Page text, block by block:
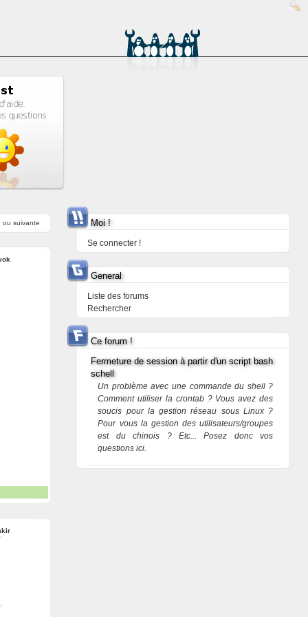
ou suivante Moi !
Se connecter !
General
Liste des forums
Rechercher
Ce forum !
Fermeture de session à partir d'un script bash
schell
Un problème avec une commande du shell ?
Comment utiliser la crontab ? Vous avez des
soucis pour la gestion réseau sous Linux ?
Pour vous la gestion des utilisateurs/groupes
est du chinois ? Etc... Posez donc vos
questions ici.